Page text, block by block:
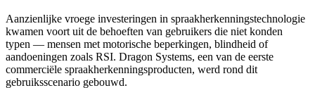
Aanzienlijke vroege investeringen in spraakherkenningstechnologie
kwamen voort uit de behoeften van gebruikers die niet konden
typen — mensen met motorische beperkingen, blindheid of
aandoeningen zoals RSI. Dragon Systems, een van de eerste
commerciële spraakherkenningsproducten, werd rond dit
gebruiksscenario gebouwd.